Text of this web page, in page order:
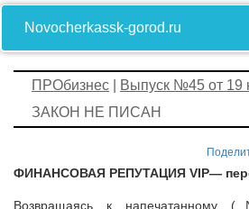
Novocherkassk-gorod.ru
ПРОбизнес Выпуск №45 от 19
ЗАКОН НЕ ПИСАН
ФИНАНСОВАЯ РЕПУТАЦИЯ VIP—
Возвращаясь к